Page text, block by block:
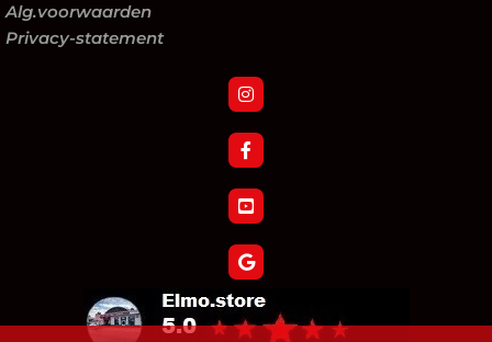
Alg.voorwaarden
Privacy-statement